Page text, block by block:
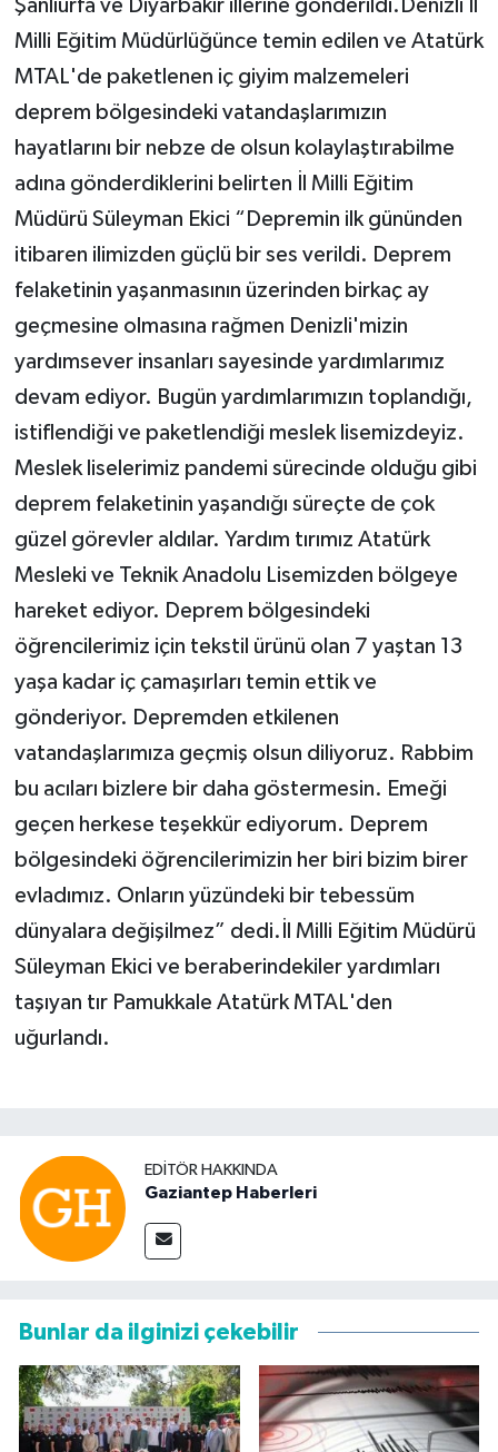
Şanlıurfa ve Diyarbakır illerine gönderildi.Denizli İl
Milli Eğitim Müdürlüğünce temin edilen ve Atatürk
MTAL'de paketlenen iç giyim malzemeleri
deprem bölgesindeki vatandaşlarımızın
hayatlarını bir nebze de olsun kolaylaştırabilme
adına gönderdiklerini belirten İl Milli Eğitim
Müdürü Süleyman Ekici “Depremin ilk gününden
itibaren ilimizden güçlü bir ses verildi. Deprem
felaketinin yaşanmasının üzerinden birkaç ay
geçmesine olmasına rağmen Denizli'mizin
yardımsever insanları sayesinde yardımlarımız
devam ediyor. Bugün yardımlarımızın toplandığı,
istiflendiği ve paketlendiği meslek lisemizdeyiz.
Meslek liselerimiz pandemi sürecinde olduğu gibi
deprem felaketinin yaşandığı süreçte de çok
güzel görevler aldılar. Yardım tırımız Atatürk
Mesleki ve Teknik Anadolu Lisemizden bölgeye
hareket ediyor. Deprem bölgesindeki
öğrencilerimiz için tekstil ürünü olan 7 yaştan 13
yaşa kadar iç çamaşırları temin ettik ve
gönderiyor. Depremden etkilenen
vatandaşlarımıza geçmiş olsun diliyoruz. Rabbim
bu acıları bizlere bir daha göstermesin. Emeği
geçen herkese teşekkür ediyorum. Deprem
bölgesindeki öğrencilerimizin her biri bizim birer
evladımız. Onların yüzündeki bir tebessüm
dünyalara değişilmez” dedi.İl Milli Eğitim Müdürü
Süleyman Ekici ve beraberindekiler yardımları
taşıyan tır Pamukkale Atatürk MTAL'den
uğurlandı.
EDITÖR HAKKINDA
Gaziantep Haberleri
Bunlar da ilginizi çekebilir